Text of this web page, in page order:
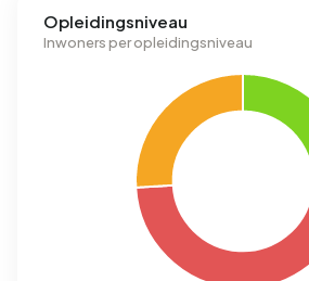
Opleidingsniveau
Inwoners per opleidingsniveau